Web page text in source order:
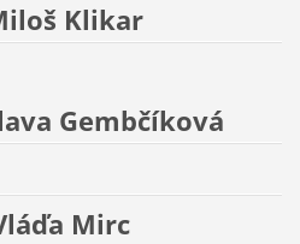
Klikar
Gembčíková
Mirc